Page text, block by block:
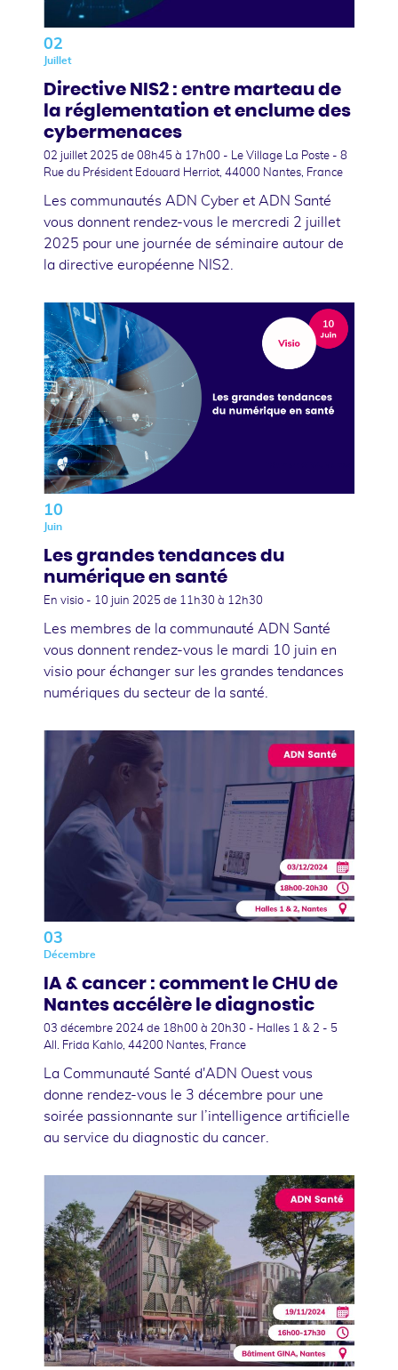
02
Juillet
Directive NIS2 : entre marteau de
la réglementation et enclume des
cybermenaces
02 juillet 2025 de 08h45 à 17h00 - Le Village La Poste - 8
Rue du Président Edouard Herriot, 44000 Nantes, France
Les communautés ADN Cyber et ADN Santé
vous donnent rendez-vous le mercredi 2 juillet
2025 pour une journée de séminaire autour de
la directive européenne NIS2.
10
Juin
Les grandes tendances du
numérique en santé
En visio - 10 juin 2025 de 11h30 à 12h30
Les membres de la communauté ADN Santé
vous donnent rendez-vous le mardi 10 juin en
visio pour échanger sur les grandes tendances
numériques du secteur de la santé.
03
Décembre
IA & cancer : comment le CHU de
Nantes accélère le diagnostic
03 décembre 2024 de 18h00 à 20h30 - Halles 1 & 2 - 5
All. Frida Kahlo, 44200 Nantes, France
La Communauté Santé d'ADN Ouest vous
donne rendez-vous le 3 décembre pour une
soirée passionnante sur l’intelligence artificielle
au service du diagnostic du cancer.